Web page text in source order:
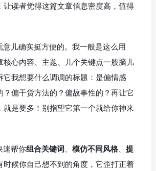
让读者觉得这篇文章信息密度高，值得
意儿确实挺方便的。我一般是这么用
核心内容、主题、几个关键点一股脑儿
它我想要什么调调的标题：是偏情感
？偏干货方法的？偏故事性的？再让它
就是要多！别指望它第一个就给你神来
速帮你组合关键词 模仿不同风格、 提
时候你自己想不到的角度，它歪打正着